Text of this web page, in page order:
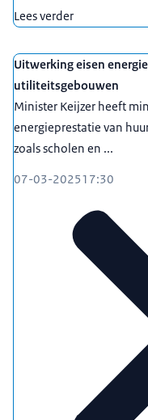
Lees verder
Uitwerking eisen
utiliteitsgebouwen
Minister Keijzer heeft
energieprestatie van
zoals scholen en ...
07-03-202517:30